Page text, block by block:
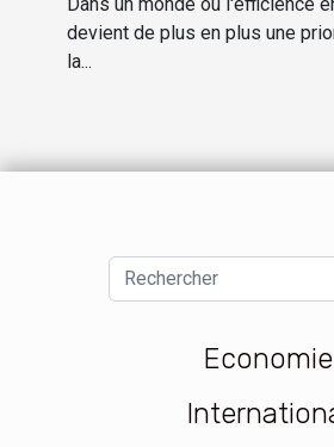
différents
voitures
Dans un monde où l'efficience
devient de plus en plus une
la...
Economie